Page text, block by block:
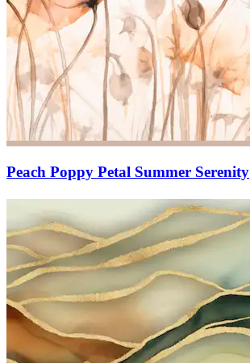
Peach Poppy Petal Summer Serenity